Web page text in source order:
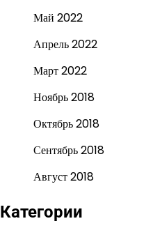
Май 2022
Апрель 2022
Март 2022
Ноябрь 2018
Октябрь 2018
Сентябрь 2018
Август 2018
Категории